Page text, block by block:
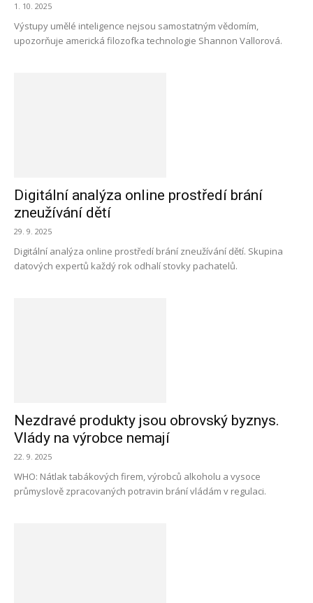
1. 10. 2025
Výstupy umělé inteligence nejsou samostatným vědomím,
upozorňuje americká filozofka technologie Shannon Vallorová.
Digitální analýza online prostředí brání
zneužívání dětí
29. 9. 2025
Digitální analýza online prostředí brání zneužívání dětí. Skupina
datových expertů každý rok odhalí stovky pachatelů.
Nezdravé produkty jsou obrovský byznys.
Vlády na výrobce nemají
22. 9. 2025
WHO: Nátlak tabákových firem, výrobců alkoholu a vysoce
průmyslově zpracovaných potravin brání vládám v regulaci.